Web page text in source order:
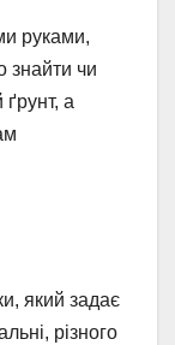
руками,
знайти чи
а
який задає
різного